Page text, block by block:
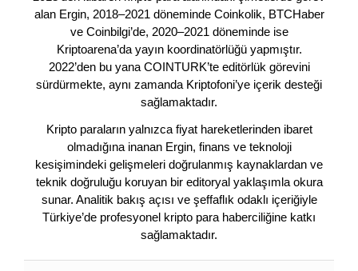
alan Ergin, 2018–2021 döneminde Coinkolik, BTCHaber
ve Coinbilgi’de, 2020–2021 döneminde ise
Kriptoarena’da yayın koordinatörlüğü yapmıştır.
2022’den bu yana COINTURK’te editörlük görevini
sürdürmekte, aynı zamanda Kriptofoni’ye içerik desteği
sağlamaktadır.
Kripto paraların yalnızca fiyat hareketlerinden ibaret
olmadığına inanan Ergin, finans ve teknoloji
kesişimindeki gelişmeleri doğrulanmış kaynaklardan ve
teknik doğruluğu koruyan bir editoryal yaklaşımla okura
sunar. Analitik bakış açısı ve şeffaflık odaklı içeriğiyle
Türkiye’de profesyonel kripto para haberciliğine katkı
sağlamaktadır.